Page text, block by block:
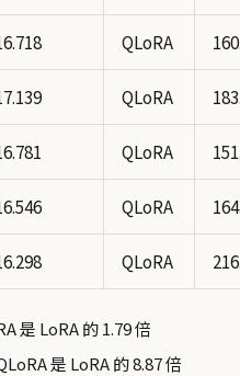
QLoRA
QLoRA
QLoRA
QLoRA
QLoRA
是 LoRA 的 1.79 倍
是 LoRA 的 8.87 倍